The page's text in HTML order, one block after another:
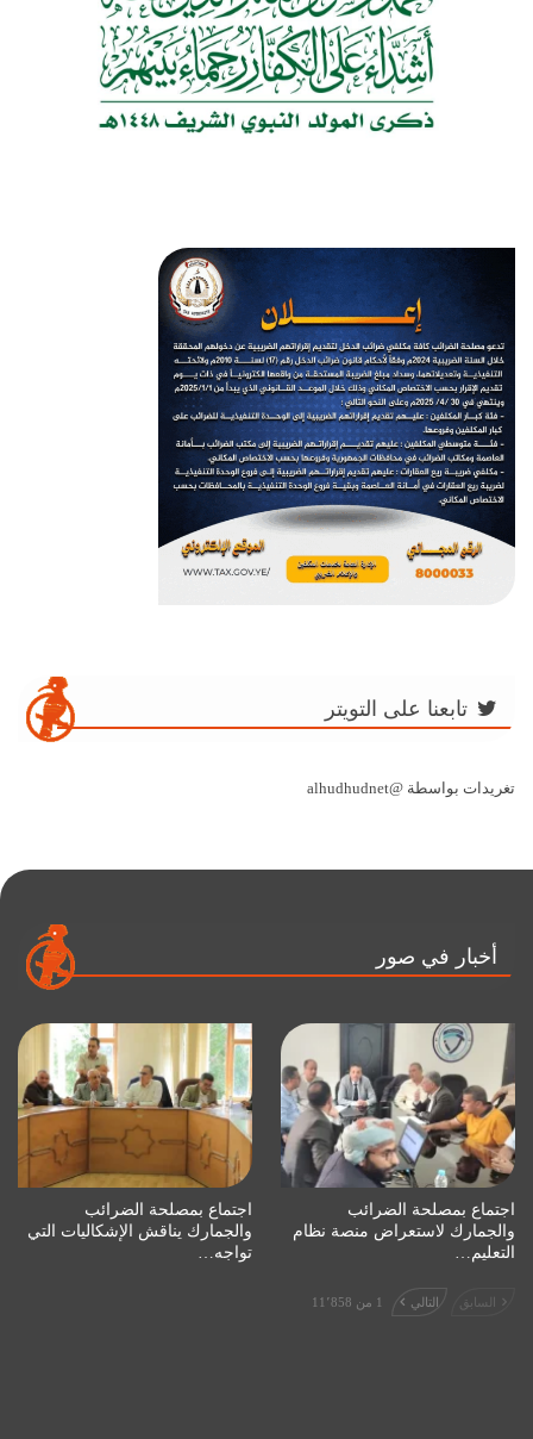
تابعنا على التويتر
تغريدات بواسطة @alhudhudnet
أخبار في صور
اجتماع بمصلحة الضرائب
والجمارك لاستعراض منصة نظام
التعليم…
اجتماع بمصلحة الضرائب
والجمارك يناقش الإشكاليات التي
تواجه…
السابق التالي 1 من 11٬858